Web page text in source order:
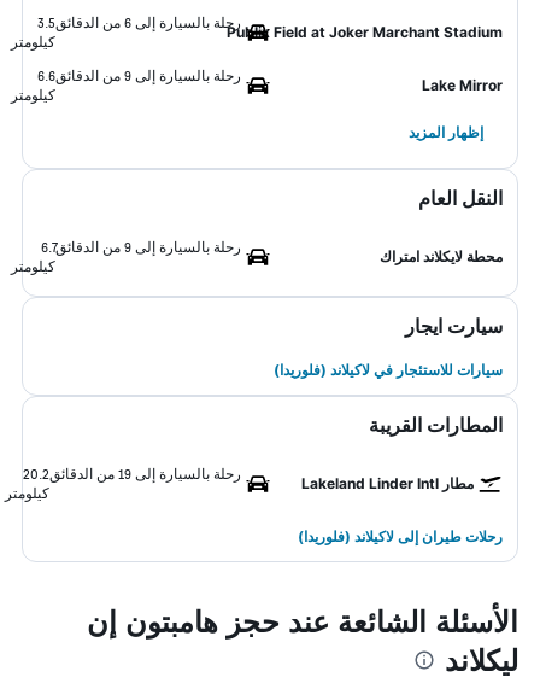
Publix Field at Joker Marchant Stadium
رحلة بالسيارة إلى 6 من الدقائق
3.5
كيلومتر
Lake Mirror
رحلة بالسيارة إلى 9 من الدقائق
6.6
كيلومتر
إظهار المزيد
النقل العام
محطة لايكلاند امتراك
رحلة بالسيارة إلى 9 من الدقائق
6.7
كيلومتر
سيارت ايجار
سيارات للاستئجار في لاكيلاند (فلوريدا)
المطارات القريبة
مطار Lakeland Linder Intl
رحلة بالسيارة إلى 19 من الدقائق
20.2
كيلومتر
رحلات طيران إلى لاكيلاند (فلوريدا)
الأسئلة الشائعة عند حجز هامبتون إن
ليكلاند